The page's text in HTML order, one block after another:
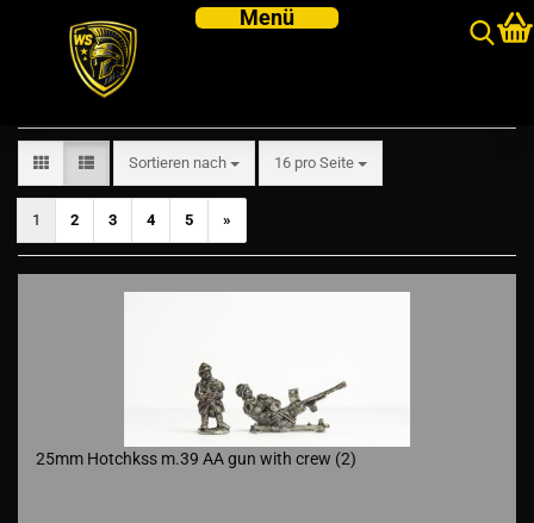
French
Sortieren nach
Sortieren nach 16 pro Seite
pro Seite
1 2 3 4 5 »
25mm Hotchkss m.39 AA gun with crew (2)